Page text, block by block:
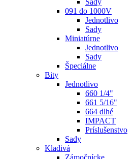
Sady
091 do 1000V
Jednotlivo
Sady
Miniatúrne
Jednotlivo
Sady
Špeciálne
Bity
Jednotlivo
660 1/4"
661 5/16"
664 dlhé
IMPACT
Príslušenstvo
Sady
Kladivá
Zámočnícke